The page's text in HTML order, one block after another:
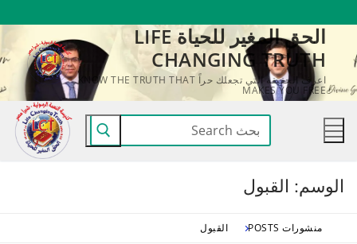
المحتوى
الحق المغير للحياة LIFE
CHANGING TRUTH
اعرف الحقيقة التي تجعلك حراً KNOW THE TRUTH THAT
MAKES YOU FREE
البحث
عن:
الوسم: القبول
منشورات POSTS القبول